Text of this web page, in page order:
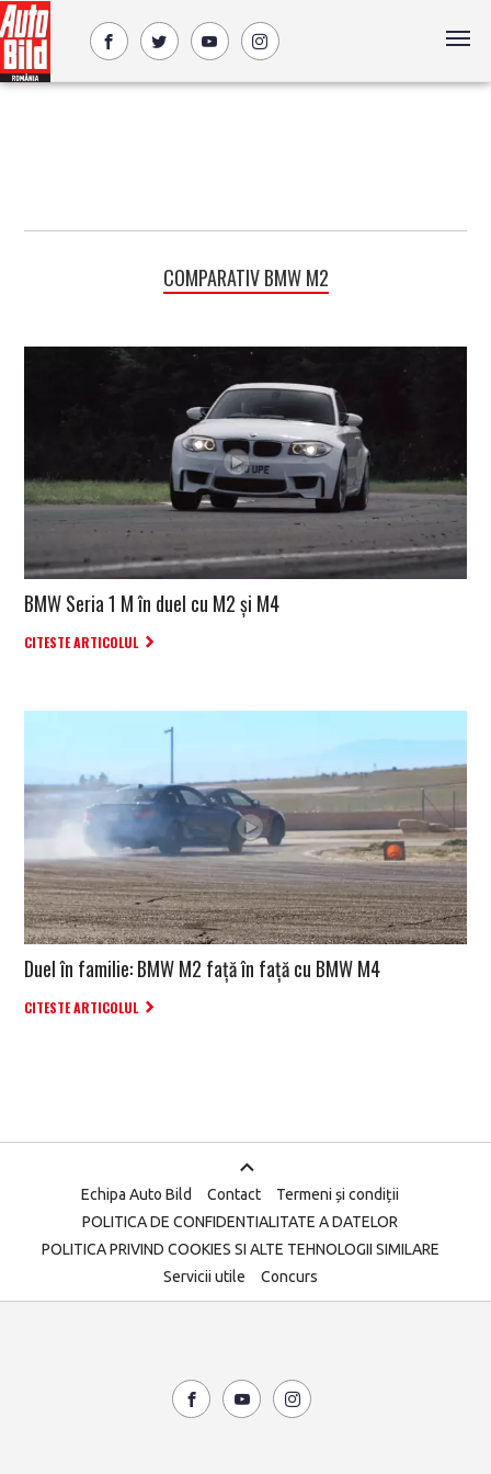
COMPARATIV BMW M2
BMW Seria 1 M în duel cu M2 și M4
CITESTE ARTICOLUL
Duel în familie: BMW M2 față în față cu BMW M4
CITESTE ARTICOLUL
Echipa Auto Bild Contact
Termeni și condiții
POLITICA DE CONFIDENTIALITATE A DATELOR
POLITICA PRIVIND COOKIES SI ALTE TEHNOLOGII SIMILARE
Servicii utile
Concurs